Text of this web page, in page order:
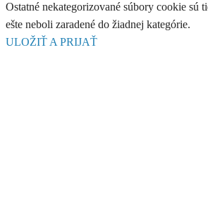
Ostatné nekategorizované súbory cookie sú
ešte neboli zaradené do žiadnej kategórie.
ULOŽIŤ A PRIJAŤ